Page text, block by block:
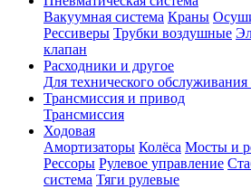
Вакуумная система Краны
Рессиверы Трубки воздушные
клапан
Расходники и другое
Для технического
Трансмиссия и привод
Трансмиссия
Ходовая
Амортизаторы Колёса Мосты и
Рессоры Рулевое управление
система Тяги рулевые